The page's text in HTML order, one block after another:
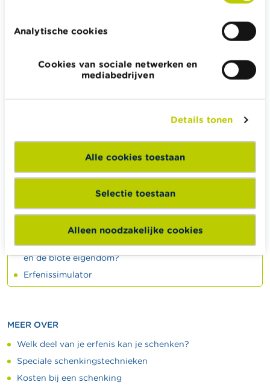
Analytische cookies
Cookies van sociale netwerken en
mediabedrijven
Details tonen
Alle cookies toestaan
Selectie toestaan
Alleen noodzakelijke cookies
Kunstwerken, juwelen …
Begrafeniskosten
overlijden
en de blote eigendom?
Hoe berekent de fiscus de waarde van vruchtgebruik
en de blote eigendom?
Erfenissimulator
MEER OVER
Welk deel van je erfenis kan je schenken?
Speciale schenkingstechnieken
Kosten bij een schenking